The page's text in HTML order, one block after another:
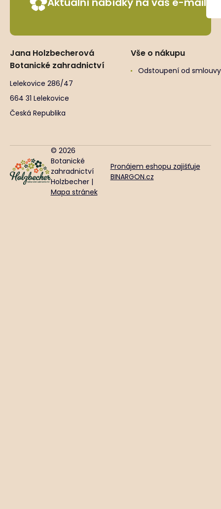
Jana Holzbecherová
Botanické zahradnictví
Lelekovice 286/47
664 31 Lelekovice
Česká Republika
Vše o nákupu
Odstoupení od smlouvy
© 2026
Botanické
zahradnictví
Holzbecher |
Mapa stránek
Pronájem eshopu zajišťuje
BINARGON.cz